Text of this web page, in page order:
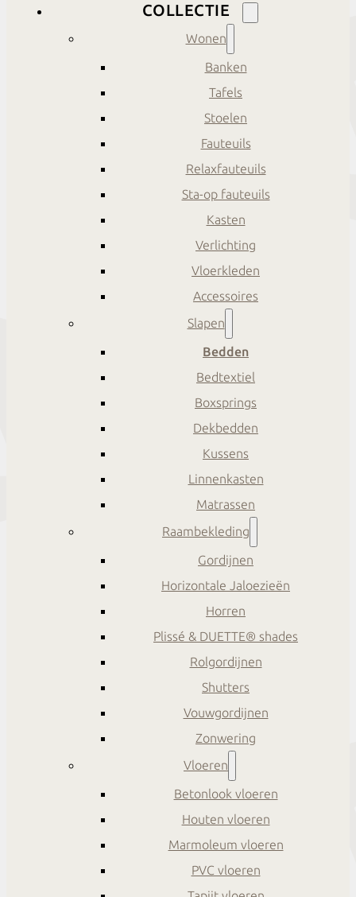
COLLECTIE
Wonen
Banken
Tafels
Stoelen
Fauteuils
Relaxfauteuils
Sta-op fauteuils
Kasten
Verlichting
Vloerkleden
Accessoires
Slapen
Bedden
Bedtextiel
Boxsprings
Dekbedden
Kussens
Linnenkasten
Matrassen
Raambekleding
Gordijnen
Horizontale Jaloezieën
Horren
Plissé & DUETTE® shades
Rolgordijnen
Shutters
Vouwgordijnen
Zonwering
Vloeren
Betonlook vloeren
Houten vloeren
Marmoleum vloeren
PVC vloeren